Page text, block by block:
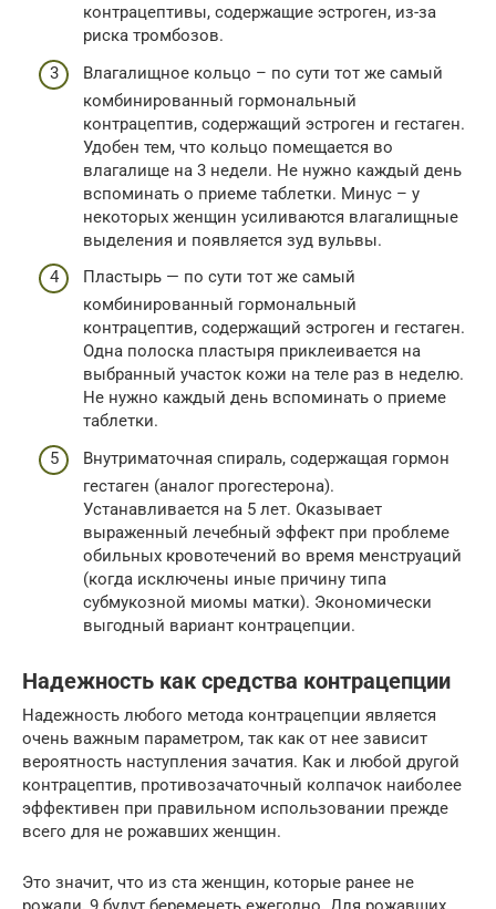
контрацептивы, содержащие эстроген, из-за
риска тромбозов.
Влагалищное кольцо – по сути тот же самый
комбинированный гормональный
контрацептив, содержащий эстроген и гестаген.
Удобен тем, что кольцо помещается во
влагалище на 3 недели. Не нужно каждый день
вспоминать о приеме таблетки. Минус – у
некоторых женщин усиливаются влагалищные
выделения и появляется зуд вульвы.
Пластырь — по сути тот же самый
комбинированный гормональный
контрацептив, содержащий эстроген и гестаген.
Одна полоска пластыря приклеивается на
выбранный участок кожи на теле раз в неделю.
Не нужно каждый день вспоминать о приеме
таблетки.
Внутриматочная спираль, содержащая гормон
гестаген (аналог прогестерона).
Устанавливается на 5 лет. Оказывает
выраженный лечебный эффект при проблеме
обильных кровотечений во время менструаций
(когда исключены иные причину типа
субмукозной миомы матки). Экономически
выгодный вариант контрацепции.
Надежность как средства контрацепции
Надежность любого метода контрацепции является
очень важным параметром, так как от нее зависит
вероятность наступления зачатия. Как и любой другой
контрацептив, противозачаточный колпачок наиболее
эффективен при правильном использовании прежде
всего для не рожавших женщин.
Это значит, что из ста женщин, которые ранее не